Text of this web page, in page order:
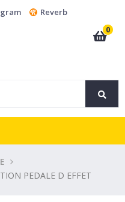
Reverb
0
PEDALE D EFFET